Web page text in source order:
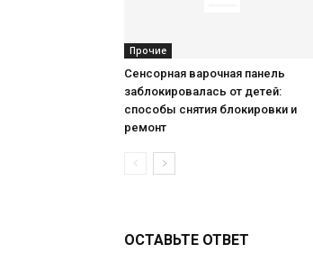
Прочие
Сенсорная варочная панель
заблокировалась от детей:
способы снятия блокировки и
ремонт
ОСТАВЬТЕ ОТВЕТ